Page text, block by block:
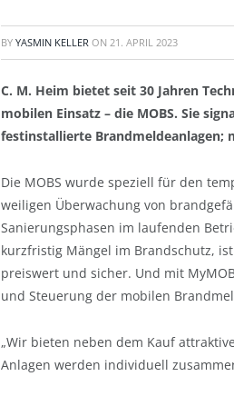
BY YASMIN KELLER ON 21. APRIL 2023
C. M. Heim bietet seit 30 Jahren
mobilen Einsatz – die MOBS. Sie
festinstallierte Brandmeldeanlagen;
Die MOBS wurde speziell für den
weiligen Überwachung von
Sanierungsphasen im laufenden
kurzfristig Mängel im Brandschutz,
preiswert und sicher. Und mit
und Steuerung der mobilen
„Wir bieten neben dem Kauf
Anlagen werden individuell